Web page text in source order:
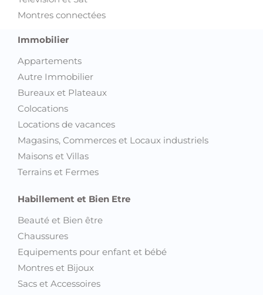
Montres connectées
Immobilier
Appartements
Autre Immobilier
Bureaux et Plateaux
Colocations
Locations de vacances
Magasins, Commerces et Locaux industriels
Maisons et Villas
Terrains et Fermes
Habillement et Bien Etre
Beauté et Bien être
Chaussures
Equipements pour enfant et bébé
Montres et Bijoux
Sacs et Accessoires